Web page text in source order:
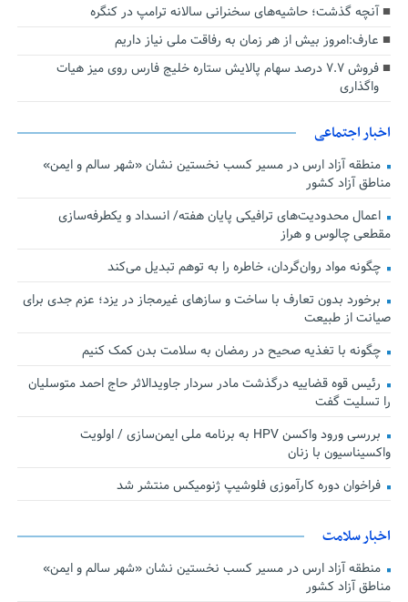
آنچه گذشت؛ حاشیه‌های سخنرانی سالانه ترامپ در کنگره
عارف:امروز بیش از هر زمان به رفاقت ملی نیاز داریم
فروش ۷.۷ درصد سهام پالایش ستاره خلیج فارس روی میز هیات
واگذاری
اخبار اجتماعی
منطقه آزاد ارس در مسیر کسب نخستین نشان «شهر سالم و ایمن»
مناطق آزاد کشور
اعمال محدودیت‌های ترافیکی پایان هفته/ انسداد و یکطرفه‌سازی
مقطعی چالوس و هراز
چگونه مواد روان‌گردان، خاطره را به توهم تبدیل می‌کند
برخورد بدون تعارف با ساخت‌ و سازهای غیرمجاز در یزد؛ عزم جدی برای
صیانت از طبیعت
چگونه با تغذیه صحیح در رمضان به سلامت بدن کمک کنیم
رئیس قوه قضاییه درگذشت مادر سردار جاویدالاثر حاج احمد متوسلیان
را تسلیت گفت
بررسی ورود واکسن HPV به برنامه ملی ایمن‌سازی / اولویت
واکسیناسیون با زنان
فراخوان دوره کارآموزی فلوشیپ ژنومیکس منتشر شد
اخبار سلامت
منطقه آزاد ارس در مسیر کسب نخستین نشان «شهر سالم و ایمن»
مناطق آزاد کشور